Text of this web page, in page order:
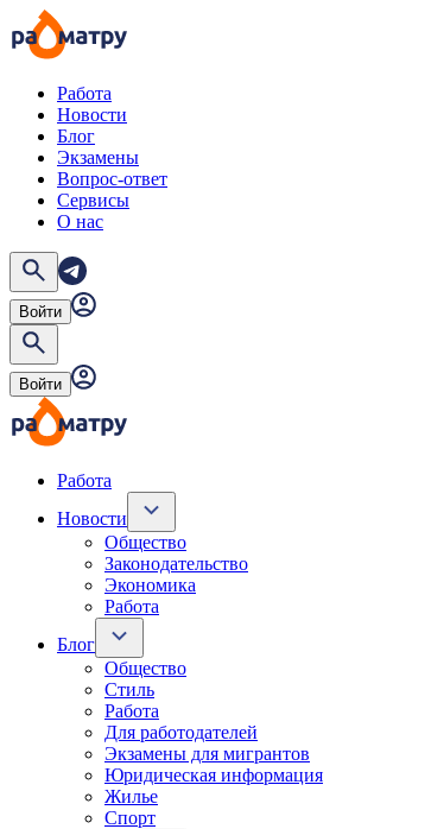
Работа
Новости
Блог
Экзамены
Вопрос-ответ
Сервисы
О нас
Войти
Войти
Работа
Новости
Общество
Законодательство
Экономика
Работа
Блог
Общество
Стиль
Работа
Для работодателей
Экзамены для мигрантов
Юридическая информация
Жилье
Спорт